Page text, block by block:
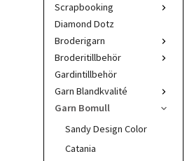
Scrapbooking
Diamond Dotz
Broderigarn
Broderitillbehör
Gardintillbehör
Garn Blandkvalité
Garn Bomull
Sandy Design Color
Catania